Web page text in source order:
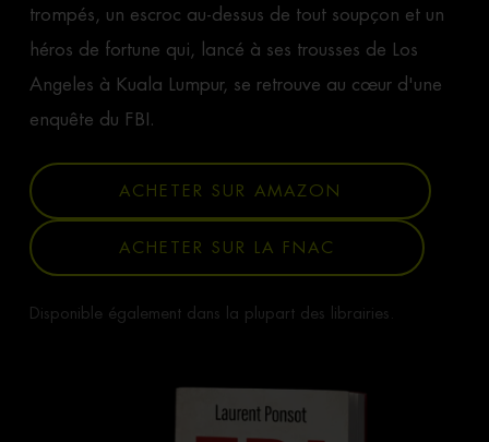
trompés, un escroc au-dessus de tout soupçon et un
héros de fortune qui, lancé à ses trousses de Los
Angeles à Kuala Lumpur, se retrouve au cœur d'une
enquête du FBI.
ACHETER SUR AMAZON
ACHETER SUR LA FNAC
Disponible également dans la plupart des librairies.